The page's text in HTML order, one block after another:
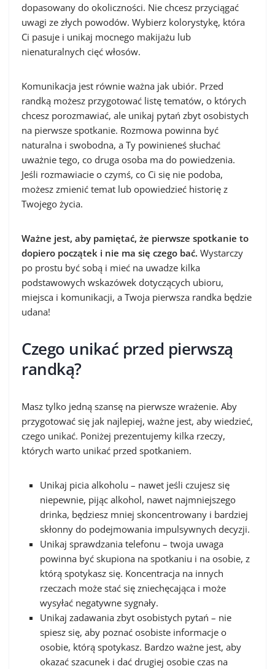
dopasowany do okoliczności. Nie chcesz przyciągać
uwagi ze złych powodów. Wybierz kolorystykę, która
Ci pasuje i unikaj mocnego makijażu lub
nienaturalnych cięć włosów.
Komunikacja jest równie ważna jak ubiór. Przed
randką możesz przygotować listę tematów, o których
chcesz porozmawiać, ale unikaj pytań zbyt osobistych
na pierwsze spotkanie. Rozmowa powinna być
naturalna i swobodna, a Ty powinieneś słuchać
uważnie tego, co druga osoba ma do powiedzenia.
Jeśli rozmawiacie o czymś, co Ci się nie podoba,
możesz zmienić temat lub opowiedzieć historię z
Twojego życia.
Ważne jest, aby pamiętać, że pierwsze spotkanie to
dopiero początek i nie ma się czego bać. Wystarczy
po prostu być sobą i mieć na uwadze kilka
podstawowych wskazówek dotyczących ubioru,
miejsca i komunikacji, a Twoja pierwsza randka będzie
udana!
Czego unikać przed pierwszą
randką?
Masz tylko jedną szansę na pierwsze wrażenie. Aby
przygotować się jak najlepiej, ważne jest, aby wiedzieć,
czego unikać. Poniżej prezentujemy kilka rzeczy,
których warto unikać przed spotkaniem.
Unikaj picia alkoholu – nawet jeśli czujesz się
niepewnie, pijąc alkohol, nawet najmniejszego
drinka, będziesz mniej skoncentrowany i bardziej
skłonny do podejmowania impulsywnych decyzji.
Unikaj sprawdzania telefonu – twoja uwaga
powinna być skupiona na spotkaniu i na osobie, z
którą spotykasz się. Koncentracja na innych
rzeczach może stać się zniechęcająca i może
wysyłać negatywne sygnały.
Unikaj zadawania zbyt osobistych pytań – nie
spiesz się, aby poznać osobiste informacje o
osobie, którą spotykasz. Bardzo ważne jest, aby
okazać szacunek i dać drugiej osobie czas na